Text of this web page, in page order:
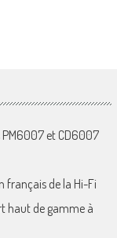
PM6007 et CD6007
français de la Hi-Fi
haut de gamme à